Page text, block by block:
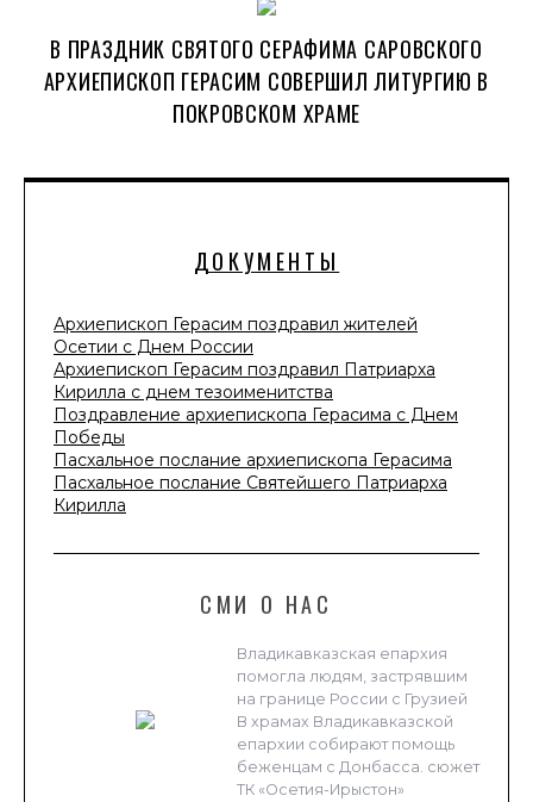
ДОКУМЕНТЫ
Архиепископ Герасим поздравил жителей
Осетии с Днем России
Архиепископ Герасим поздравил Патриарха
Кирилла с днем тезоименитства
Поздравление архиепископа Герасима с Днем
Победы
Пасхальное послание архиепископа Герасима
Пасхальное послание Святейшего Патриарха
Кирилла
СМИ О НАС
Владикавказская епархия
помогла людям, застрявшим
на границе России с Грузией
В храмах Владикавказской
епархии собирают помощь
беженцам с Донбасса. сюжет
ТК «Осетия-Ирыстон»
В ПРАЗДНИК СВЯТОГО СЕРАФИМА САРОВСКОГО
АРХИЕПИСКОП ГЕРАСИМ СОВЕРШИЛ ЛИТУРГИЮ В
ПОКРОВСКОМ ХРАМЕ